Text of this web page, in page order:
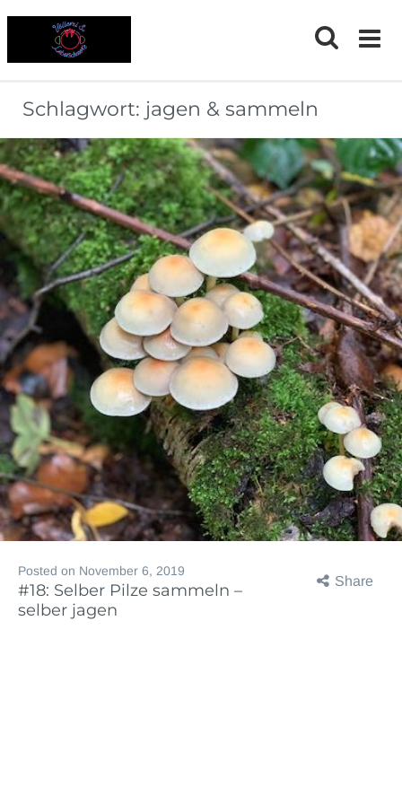
Schlagwort: jagen & sammeln
Share
Posted on November 6, 2019
#18: Selber Pilze sammeln –
selber jagen